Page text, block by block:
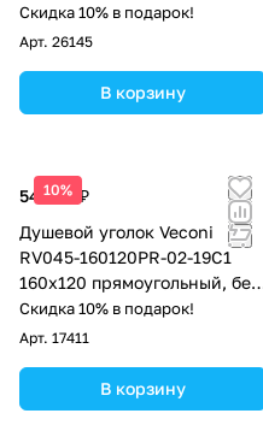
Скидка 10% в подарок!
Арт. 26145
В корзину
10%
54 563 ₽
Душевой уголок Veconi
RV045-160120PR-02-19C1
160х120 прямоугольный, без
поддона, матовое стекло,
хром
Скидка 10% в подарок!
Арт. 17411
В корзину